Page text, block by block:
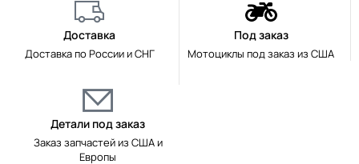
Доставка
Доставка по России и СНГ
Под заказ
Мотоциклы под заказ из США
Детали под заказ
Заказ запчастей из США и
Европы